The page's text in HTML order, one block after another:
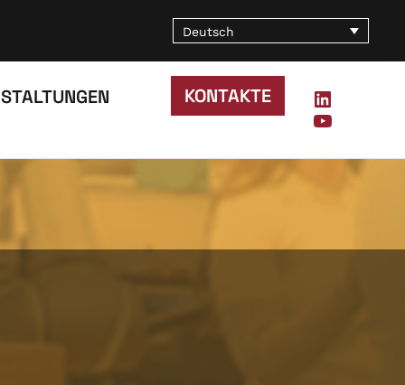
Deutsch
KONTAKTE
LinkedIn
YouTube